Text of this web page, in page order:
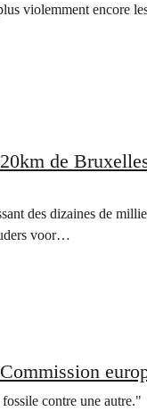
violemment encore
de
des dizaines de
voor…
contre une autre."